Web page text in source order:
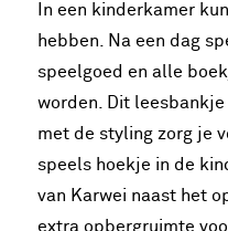
In een kinderkamer
hebben. Na een dag
speelgoed en alle
worden. Dit
met de styling zorg je
speels hoekje in de
van Karwei naast het
extra opbergruimte